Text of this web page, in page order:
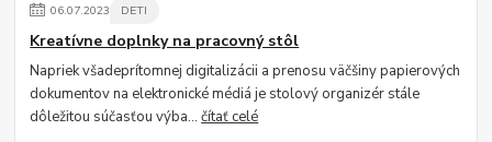
06.07.2023 DETI
Kreatívne doplnky na pracovný stôl
Napriek všadeprítomnej digitalizácii a prenosu väčšiny papierových
dokumentov na elektronické médiá je stolový organizér stále
dôležitou súčasťou výba...čítať celé